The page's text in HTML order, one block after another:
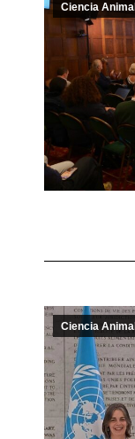
Ciencia Animal
Ciencia Animal